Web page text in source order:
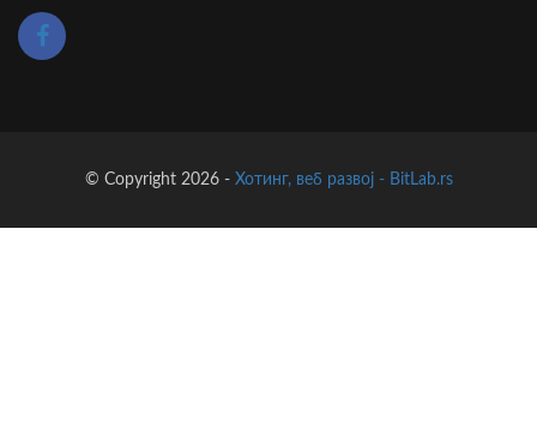
© Copyright 2026 - Хотинг, веб развој - BitLab.rs